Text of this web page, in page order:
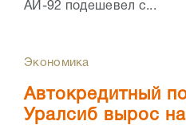
АИ-92 подешевел с...
Экономика
Автокредитный
Уралсиб вырос